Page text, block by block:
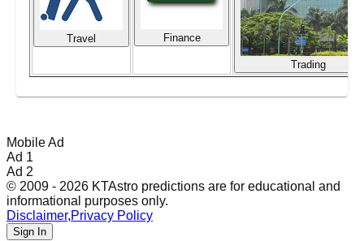
Travel Finance
Trading
Mobile Ad
Ad 1
Ad 2
© 2009 - 2026 KTAstro predictions are for educational and
informational purposes only.
Disclaimer,Privacy Policy
Sign In